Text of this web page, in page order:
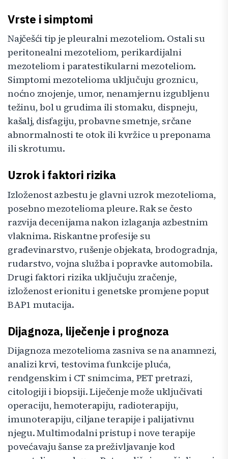
Vrste i simptomi
Najčešći tip je pleuralni mezoteliom. Ostali su
peritonealni mezoteliom, perikardijalni
mezoteliom i paratestikularni mezoteliom.
Simptomi mezotelioma uključuju groznicu,
noćno znojenje, umor, nenamjernu izgubljenu
težinu, bol u grudima ili stomaku, dispneju,
kašalj, disfagiju, probavne smetnje, srčane
abnormalnosti te otok ili kvržice u preponama
ili skrotumu.
Uzrok i faktori rizika
Izloženost azbestu je glavni uzrok mezotelioma,
posebno mezotelioma pleure. Rak se često
razvija decenijama nakon izlaganja azbestnim
vlaknima. Riskantne profesije su
građevinarstvo, rušenje objekata, brodogradnja,
rudarstvo, vojna služba i popravke automobila.
Drugi faktori rizika uključuju zračenje,
izloženost erionitu i genetske promjene poput
BAP1 mutacija.
Dijagnoza, liječenje i prognoza
Dijagnoza mezotelioma zasniva se na anamnezi,
analizi krvi, testovima funkcije pluća,
rendgenskim i CT snimcima, PET pretrazi,
citologiji i biopsiji. Liječenje može uključivati
operaciju, hemoterapiju, radioterapiju,
imunoterapiju, ciljane terapije i palijativnu
njegu. Multimodalni pristup i nove terapije
povećavaju šanse za preživljavanje kod